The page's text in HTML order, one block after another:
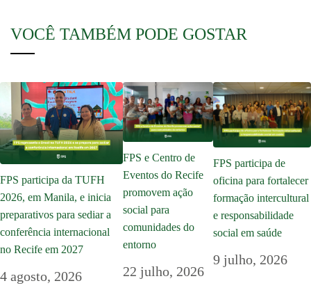
VOCÊ TAMBÉM PODE GOSTAR
FPS participa da TUFH
2026, em Manila, e inicia
preparativos para sediar a
conferência internacional
no Recife em 2027
4 agosto, 2026
FPS e Centro de
Eventos do Recife
promovem ação
social para
comunidades do
entorno
22 julho, 2026
FPS participa de
oficina para fortalecer
formação intercultural
e responsabilidade
social em saúde
9 julho, 2026